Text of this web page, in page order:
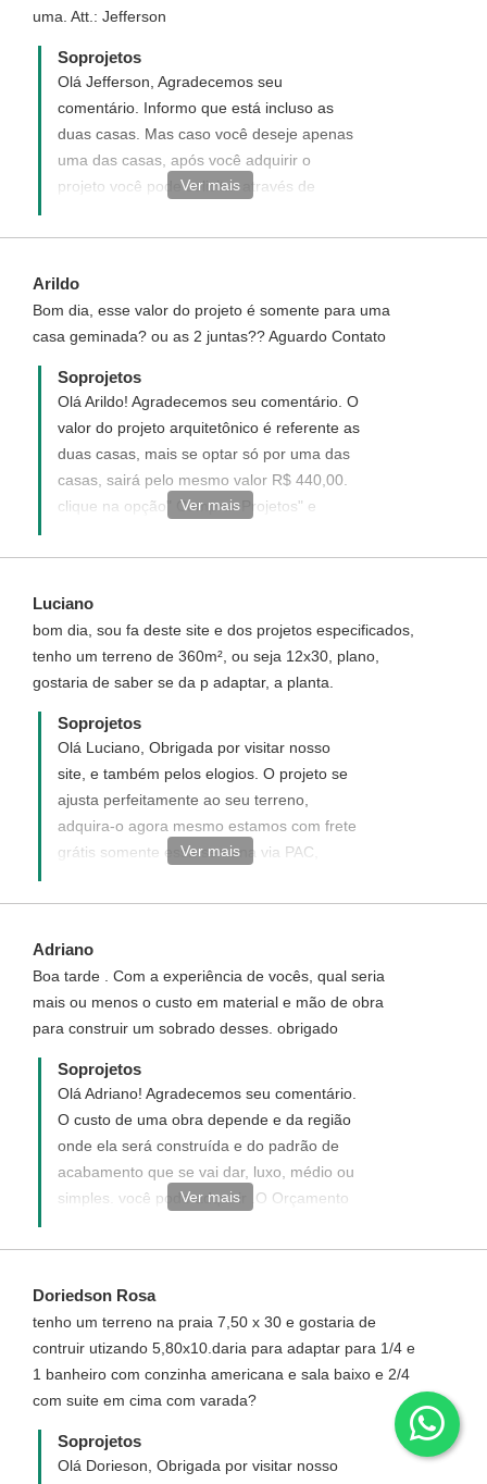
uma. Att.: Jefferson
Soprojetos
Olá Jefferson, Agradecemos seu
comentário. Informo que está incluso as
duas casas. Mas caso você deseje apenas
uma das casas, após você adquirir o
projeto você pode solicitar através de
Ver mais
Arildo
Bom dia, esse valor do projeto é somente para uma
casa geminada? ou as 2 juntas?? Aguardo Contato
Soprojetos
Olá Arildo! Agradecemos seu comentário. O
valor do projeto arquitetônico é referente as
duas casas, mais se optar só por uma das
casas, sairá pelo mesmo valor R$ 440,00.
clique na opção" Comprar Projetos" e
nosso cliente.
Ver mais
Luciano
bom dia, sou fa deste site e dos projetos especificados,
tenho um terreno de 360m², ou seja 12x30, plano,
gostaria de saber se da p adaptar, a planta.
Soprojetos
Olá Luciano, Obrigada por visitar nosso
site, e também pelos elogios. O projeto se
ajusta perfeitamente ao seu terreno,
adquira-o agora mesmo estamos com frete
grátis somente essa semana via PAC,
Ver mais
Adriano
Boa tarde . Com a experiência de vocês, qual seria
mais ou menos o custo em material e mão de obra
para construir um sobrado desses. obrigado
Soprojetos
Olá Adriano! Agradecemos seu comentário.
O custo de uma obra depende e da região
onde ela será construída e do padrão de
acabamento que se vai dar, luxo, médio ou
simples. você pode adquirir .O Orçamento
que custa apenas R$ 50,00 no orçamento
da sua cidade e a planilha calcula
automaticamente o valor total.
Ver mais
Doriedson Rosa
tenho um terreno na praia 7,50 x 30 e gostaria de
contruir utizando 5,80x10.daria para adaptar para 1/4 e
1 banheiro com conzinha americana e sala baixo e 2/4
com suite em cima com varada?
Soprojetos
Olá Dorieson, Obrigada por visitar nosso